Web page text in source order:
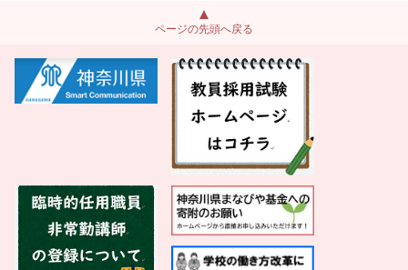
ページの先頭へ戻る